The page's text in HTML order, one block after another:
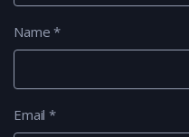
Name*
Email*